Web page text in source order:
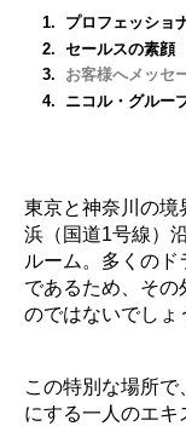
プロフェッショ
セールスの素顔
お客様へメッセ
ニコル・グルー
東京と神奈川の境
浜（国道1号線）
ルーム。多くの
であるため、その
のではないでしょ
この特別な場所
にする一人のエキ